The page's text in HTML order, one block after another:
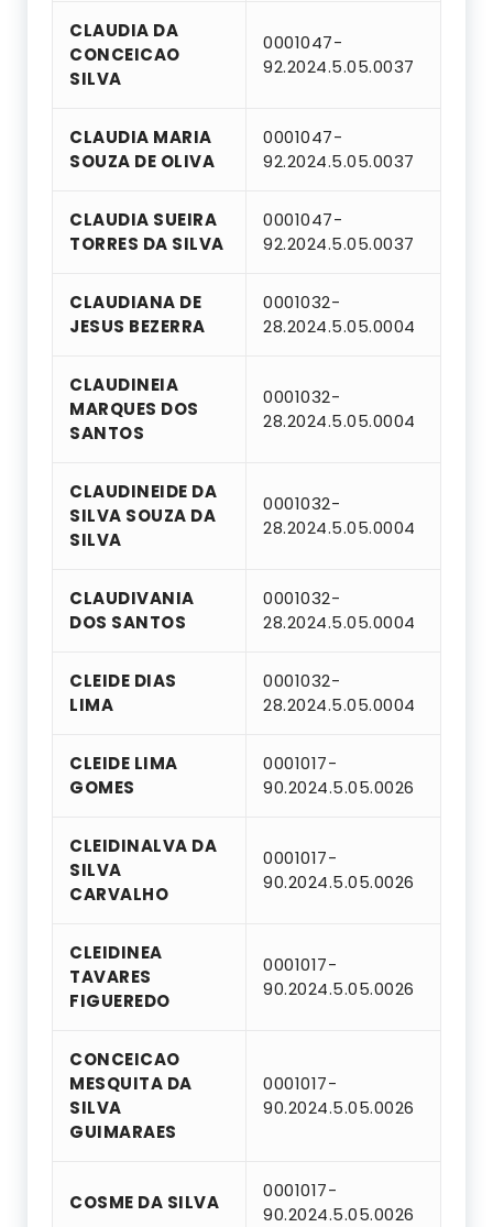
CLAUDIA DA
CONCEICAO
SILVA
0001047-
92.2024.5.05.0037
CLAUDIA MARIA
SOUZA DE OLIVA
0001047-
92.2024.5.05.0037
CLAUDIA SUEIRA
TORRES DA SILVA
0001047-
92.2024.5.05.0037
CLAUDIANA DE
JESUS BEZERRA
0001032-
28.2024.5.05.0004
CLAUDINEIA
MARQUES DOS
SANTOS
0001032-
28.2024.5.05.0004
CLAUDINEIDE DA
SILVA SOUZA DA
SILVA
0001032-
28.2024.5.05.0004
CLAUDIVANIA
DOS SANTOS
0001032-
28.2024.5.05.0004
CLEIDE DIAS
LIMA
0001032-
28.2024.5.05.0004
CLEIDE LIMA
GOMES
0001017-
90.2024.5.05.0026
CLEIDINALVA DA
SILVA
CARVALHO
0001017-
90.2024.5.05.0026
CLEIDINEA
TAVARES
FIGUEREDO
0001017-
90.2024.5.05.0026
CONCEICAO
MESQUITA DA
SILVA
GUIMARAES
0001017-
90.2024.5.05.0026
COSME DA SILVA
0001017-
90.2024.5.05.0026